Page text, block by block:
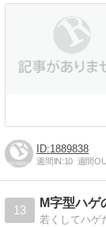
1889838
週間IN:10 週間
13
M字型ハゲ